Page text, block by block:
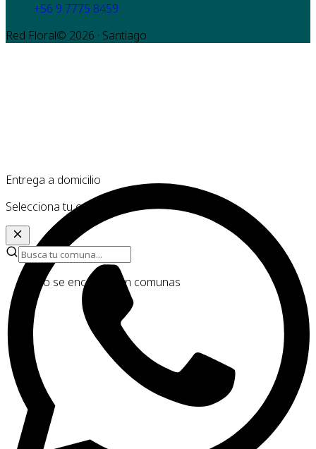
+56 9 7775 8459
Red Floral© 2026 · Santiago
Entrega a domicilio
Selecciona tu comuna
No se encontraron comunas